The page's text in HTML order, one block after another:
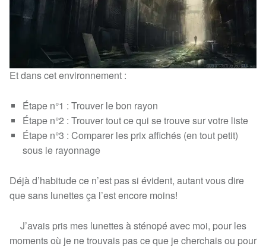
Et dans cet environnement :
Étape n°1 : Trouver le bon rayon
Étape n°2 : Trouver tout ce qui se trouve sur votre liste
Étape n°3 : Comparer les prix affichés (en tout petit)
sous le rayonnage
Déjà d’habitude ce n’est pas si évident, autant vous dire
que sans lunettes ça l’est encore moins!
J’avais pris mes lunettes à sténopé avec moi, pour les
moments où je ne trouvais pas ce que je cherchais ou pour